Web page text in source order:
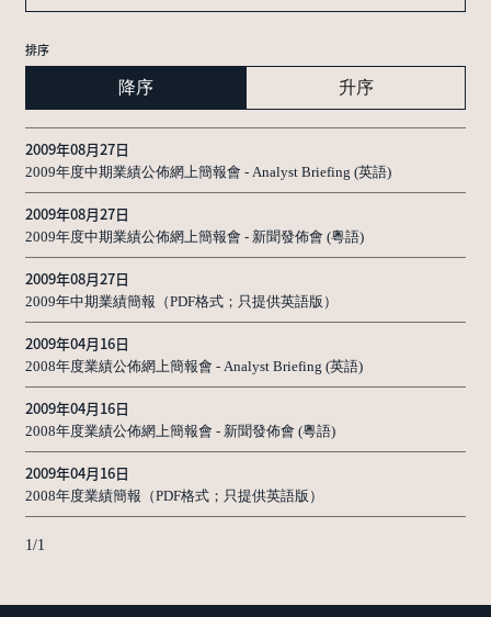
排序
降序 升序
2009年08月27日
2009年度中期業績公佈網上簡報會 - Analyst Briefing (英語)
2009年08月27日
2009年度中期業績公佈網上簡報會 - 新聞發佈會 (粵語)
2009年08月27日
2009年中期業績簡報（PDF格式；只提供英語版）
2009年04月16日
2008年度業績公佈網上簡報會 - Analyst Briefing (英語)
2009年04月16日
2008年度業績公佈網上簡報會 - 新聞發佈會 (粵語)
2009年04月16日
2008年度業績簡報（PDF格式；只提供英語版）
1/1